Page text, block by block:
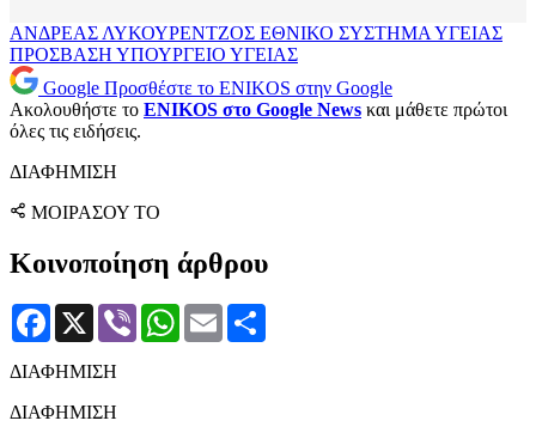
ΑΝΔΡΕΑΣ ΛΥΚΟΥΡΕΝΤΖΟΣ ΕΘΝΙΚΟ ΣΥΣΤΗΜΑ ΥΓΕΙΑΣ
ΠΡΟΣΒΑΣΗ ΥΠΟΥΡΓΕΙΟ ΥΓΕΙΑΣ
Google Προσθέστε το ENIKOS στην Google
Ακολουθήστε το ENIKOS στο Google News και μάθετε πρώτοι
όλες τις ειδήσεις.
ΔΙΑΦΗΜΙΣΗ
ΜΟΙΡΑΣΟΥ ΤΟ
Κοινοποίηση άρθρου
Facebook
X Viber WhatsApp
Email
ΔΙΑΦΗΜΙΣΗ
ΔΙΑΦΗΜΙΣΗ